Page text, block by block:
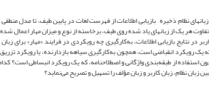
نظام ذخیره بازیابی اطلاعات از فهرست لغات در پایین طیف، تا مدل منطقی
هر یک از زبانهای یاد شده روی طیف، برخاسته از نوع و میزان مهار
نتایج بازیابی اطلاعات، به‌کارگیری چه رویکردی در فرایند «مهار» برای
یک رویکرد انقباضی است، همچون به‌کارگیری سیاهه بازدارنده، یا رویکرد
استفاده از طبقه‌بندی واژگانی و اصطلاحنامه، که یک رویکرد انبساطی است؟
زبان نظام، زبان کاربر و زبان مؤلف را تسهیل و تصریح می‌نماید؟